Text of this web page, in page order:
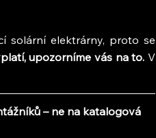
solární elektrárny, proto se
upozorníme vás na to. V
– ne na katalogová